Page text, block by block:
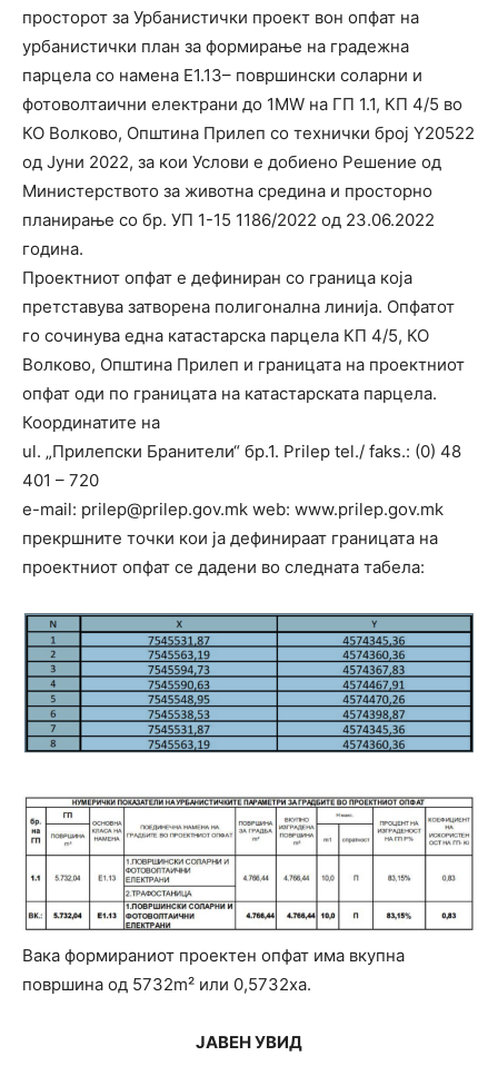
просторот за Урбанистички проект вон опфат на
урбанистички план за формирање на градежна
парцела со намена Е1.13– површински соларни и
фотоволтаични електрани до 1MW на ГП 1.1, КП 4/5 во
КО Волково, Општина Прилеп со технички број Y20522
од Јуни 2022, за кои Услови е добиено Решение од
Министерството за животна средина и просторно
планирање со бр. УП 1-15 1186/2022 од 23.06.2022
година.
Проектниот опфат е дефиниран со граница која
претставува затворена полигонална линија. Опфатот
го сочинува една катастарска парцела КП 4/5, КО
Волково, Општина Прилеп и границата на проектниот
опфат оди по границата на катастарската парцела.
Координатите на
ul. „Прилепски Бранители“ бр.1. Prilep tel./ faks.: (0) 48
401 – 720
e-mail: prilep@prilep.gov.mk web: www.prilep.gov.mk
прекршните точки кои ја дефинираат границата на
проектниот опфат се дадени во следната табела:
Вака формираниот проектен опфат има вкупна
површина од 5732m² или 0,5732ха.
ЈАВЕН УВИД